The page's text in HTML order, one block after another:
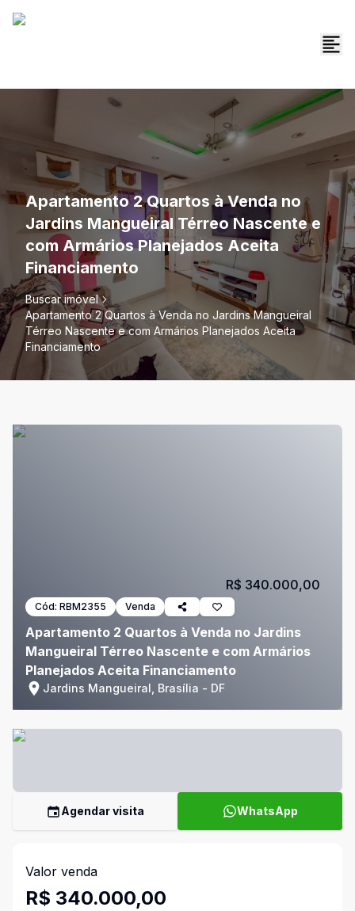
Apartamento 2 Quartos à Venda no
Jardins Mangueiral Térreo Nascente e
com Armários Planejados Aceita
Financiamento
Buscar imóvel
Apartamento 2 Quartos à Venda no Jardins Mangueiral
Térreo Nascente e com Armários Planejados Aceita
Financiamento
Cód: RBM2355 Venda
Apartamento 2 Quartos à Venda no Jardins
Mangueiral Térreo Nascente e com Armários
Planejados Aceita Financiamento
Jardins Mangueiral, Brasília - DF
R$ 340.000,00
Agendar visita WhatsApp
Valor venda
R$ 340.000,00